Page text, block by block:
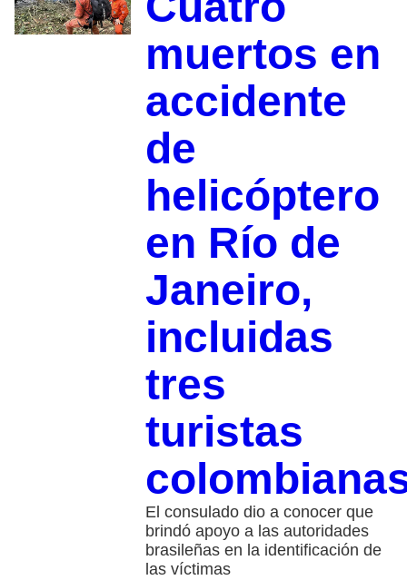
muertos en
accidente
de
helicóptero
en Río de
Janeiro,
incluidas
tres
turistas
El consulado dio a conocer que
brindó apoyo a las autoridades
brasileñas en la identificación de
las víctimas